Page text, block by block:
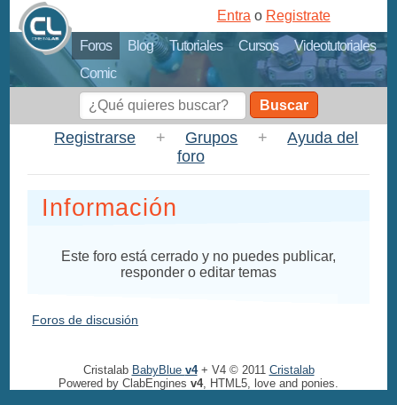
Foros Blog Tutoriales Cursos
Videotutoriales
Comic
Entra o Registrate
Buscar
Registrarse + Grupos +
Ayuda del
foro
Información
Este foro está cerrado y no puedes publicar,
responder o editar temas
Foros de discusión
Cristalab BabyBlue v4+ V4 © 2011 Cristalab
Powered by ClabEngines v4, HTML5, love and ponies.